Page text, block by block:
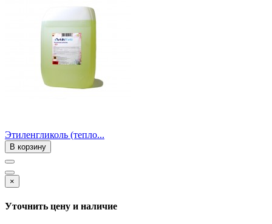
Этиленгликоль (тепло...
В корзину
×
Уточнить цену и наличие